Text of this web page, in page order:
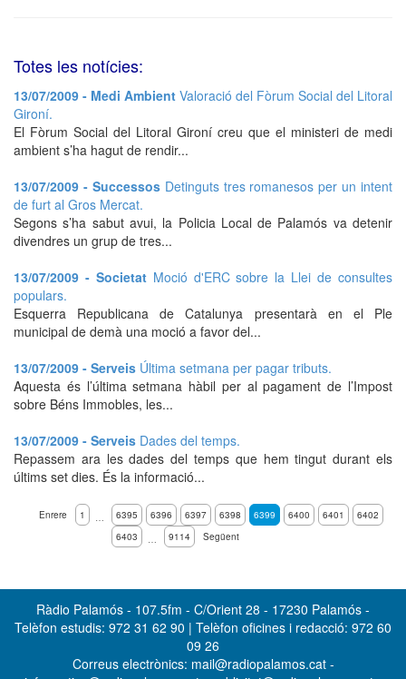
Totes les notícies:
13/07/2009 - Medi Ambient Valoració del Fòrum Social del Litoral
Gironí.
El Fòrum Social del Litoral Gironí creu que el ministeri de medi
ambient s’ha hagut de rendir...
13/07/2009 - Successos Detinguts tres romanesos per un intent
de furt al Gros Mercat.
Segons s’ha sabut avui, la Policia Local de Palamós va detenir
divendres un grup de tres...
13/07/2009 - Societat Moció d'ERC sobre la Llei de consultes
populars.
Esquerra Republicana de Catalunya presentarà en el Ple
municipal de demà una moció a favor del...
13/07/2009 - Serveis Última setmana per pagar tributs.
Aquesta és l’última setmana hàbil per al pagament de l’Impost
sobre Béns Immobles, les...
13/07/2009 - Serveis Dades del temps.
Repassem ara les dades del temps que hem tingut durant els
últims set dies. És la informació...
Enrere 1 … 6395 6396 6397 6398 6399 6400 6401
6402
6403
… 9114 Següent
Ràdio Palamós - 107.5fm - C/Orient 28 - 17230 Palamós -
Telèfon estudis: 972 31 62 90 | Telèfon oficines i redacció: 972 60
09 26
Correus electrònics: mail@radiopalamos.cat -